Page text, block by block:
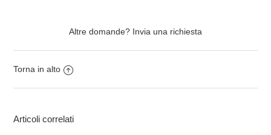
Altre domande? Invia una richiesta
Torna in alto
Articoli correlati